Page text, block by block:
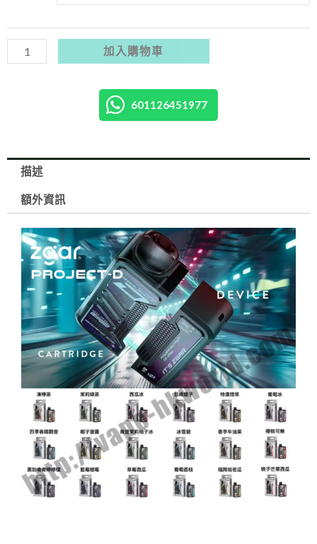
彈
1
Zgar
15000
3%
加入購物車
601126451977
描述
額外資訊